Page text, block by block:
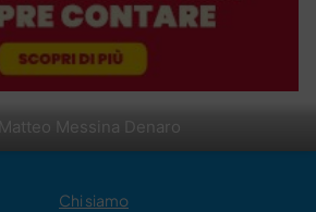
Matteo Messina Denaro
Chi siamo